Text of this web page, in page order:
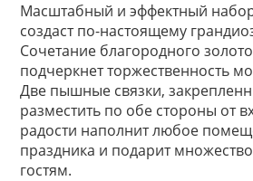
Масштабный и эффектный
создаст по-настоящему
Сочетание благородного
подчеркнет торжественность
Две пышные связки,
разместить по обе стороны от
радости наполнит любое
праздника и подарит
гостям.